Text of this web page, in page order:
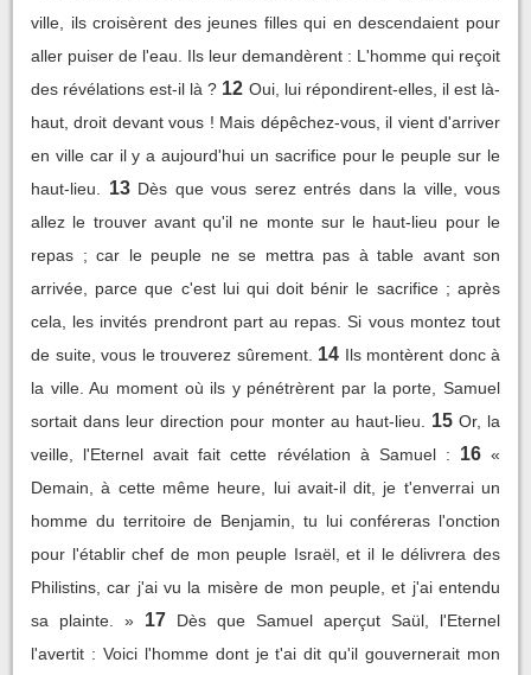
ville, ils croisèrent des jeunes filles qui en descendaient pour
aller puiser de l'eau. Ils leur demandèrent : L'homme qui reçoit
des révélations est-il là ? 12 Oui, lui répondirent-elles, il est là-
haut, droit devant vous ! Mais dépêchez-vous, il vient d'arriver
en ville car il y a aujourd'hui un sacrifice pour le peuple sur le
haut-lieu.
13 Dès que vous serez entrés dans la ville, vous
allez le trouver avant qu'il ne monte sur le haut-lieu pour le
repas ; car le peuple ne se mettra pas à table avant son
arrivée, parce que c'est lui qui doit bénir le sacrifice ; après
cela, les invités prendront part au repas. Si vous montez tout
de suite, vous le trouverez sûrement. 14 Ils montèrent donc à
la ville. Au moment où ils y pénétrèrent par la porte, Samuel
sortait dans leur direction pour monter au haut-lieu.
15 Or, la
veille, l'Eternel avait fait cette révélation à Samuel :
16 «
Demain, à cette même heure, lui avait-il dit, je t'enverrai un
homme du territoire de Benjamin, tu lui conféreras l'onction
pour l'établir chef de mon peuple Israël, et il le délivrera des
Philistins, car j'ai vu la misère de mon peuple, et j'ai entendu
sa plainte. »
17
Dès que Samuel aperçut Saül, l'Eternel
l'avertit : Voici l'homme dont je t'ai dit qu'il gouvernerait mon